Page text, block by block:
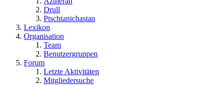
Drull
Ptschtanichastan
Lexikon
Organisation
Team
Benutzergruppen
Forum
Letzte Aktivitäten
Mitgliedersuche